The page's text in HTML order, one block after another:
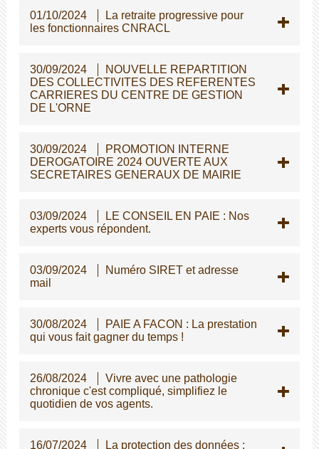
01/10/2024
La retraite progressive pour
les fonctionnaires CNRACL
30/09/2024
NOUVELLE REPARTITION
DES COLLECTIVITES DES REFERENTES
CARRIERES DU CENTRE DE GESTION
DE L'ORNE
30/09/2024
PROMOTION INTERNE
DEROGATOIRE 2024 OUVERTE AUX
SECRETAIRES GENERAUX DE MAIRIE
03/09/2024
LE CONSEIL EN PAIE : Nos
experts vous répondent.
03/09/2024
Numéro SIRET et adresse
mail
30/08/2024
PAIE A FACON : La prestation
qui vous fait gagner du temps !
26/08/2024
Vivre avec une pathologie
chronique c'est compliqué, simplifiez le
quotidien de vos agents.
16/07/2024
La protection des données :